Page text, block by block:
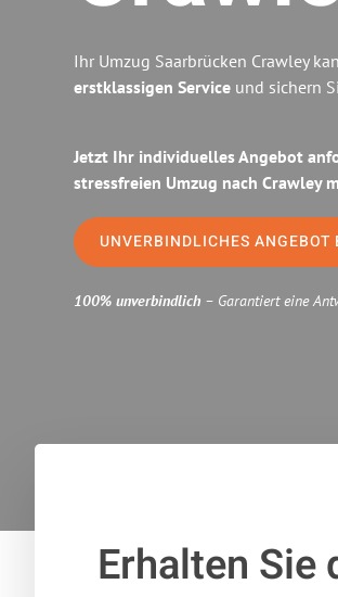
Ihr Umzug Saarbrücken Crawley
erstklassigen Service und sichern
Jetzt Ihr individuelles Angebot
stressfreien Umzug nach Crawley
UNVERBINDLICHES ANGEBOT
100% unverbindlich – Garantiert eine
Erhalten Sie